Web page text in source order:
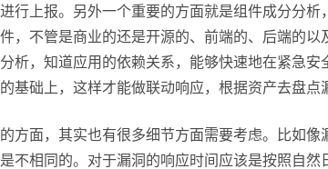
行上报。另外一个重要的方面就是组件成分分
，不管是商业的还是开源的、前端的、后端的
析，知道应用的依赖关系，能够快速地在紧急
基础上，这样才能做联动响应，根据资产去盘点
方面，其实也有很多细节方面需要考虑。比如
不相同的。对于漏洞的响应时间应该是按照自然